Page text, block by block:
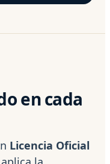
en cada
Licencia Oficial